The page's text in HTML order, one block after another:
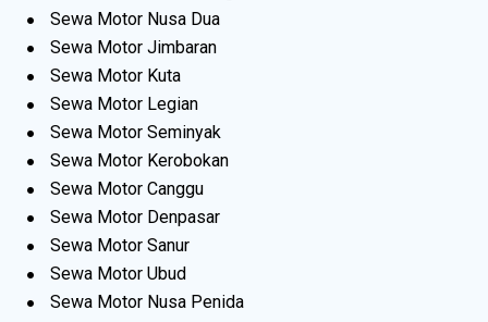
Sewa Motor Nusa Dua
Sewa Motor Jimbaran
Sewa Motor Kuta
Sewa Motor Legian
Sewa Motor Seminyak
Sewa Motor Kerobokan
Sewa Motor Canggu
Sewa Motor Denpasar
Sewa Motor Sanur
Sewa Motor Ubud
Sewa Motor Nusa Penida